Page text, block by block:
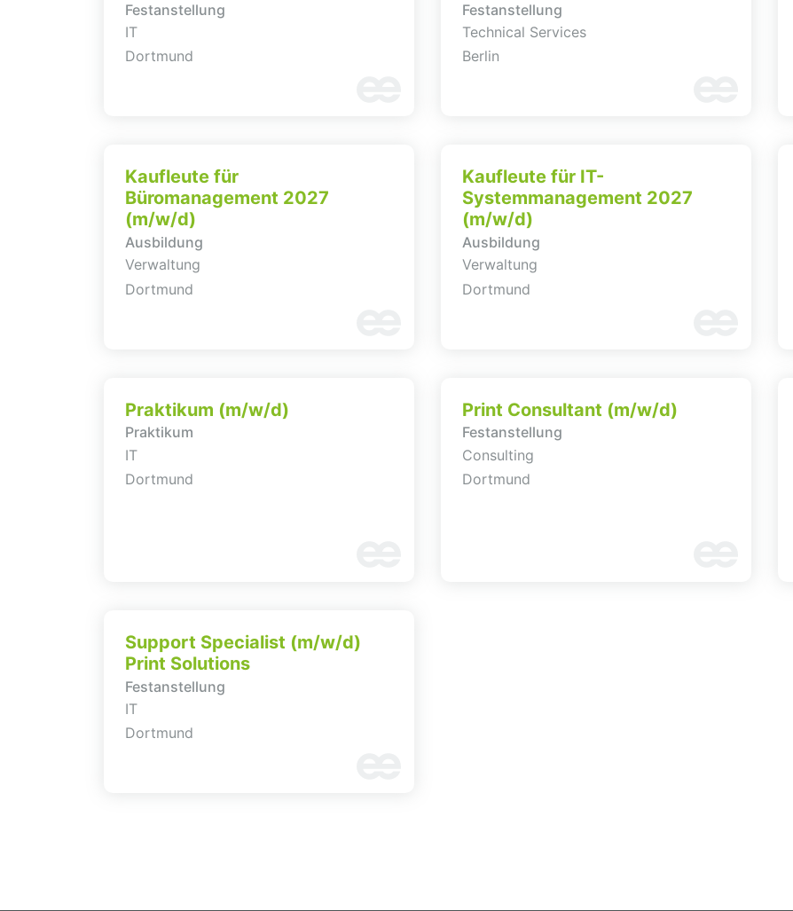
Festanstellung
IT
Dortmund
Festanstellung
Technical Services
Berlin
Kaufleute für
Büromanagement 2027
(m/w/d)
Ausbildung
Verwaltung
Dortmund
Kaufleute für IT-
Systemmanagement 2027
(m/w/d)
Ausbildung
Verwaltung
Dortmund
Praktikum (m/w/d)
Praktikum
IT
Dortmund
Print Consultant (m/w/d)
Festanstellung
Consulting
Dortmund
Support Specialist (m/w/d)
Print Solutions
Festanstellung
IT
Dortmund